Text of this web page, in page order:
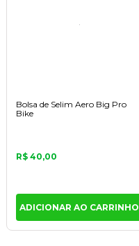
Bolsa de Selim Aero Big Pro
Bike
R$ 40,00
ADICIONAR AO CARRINHO